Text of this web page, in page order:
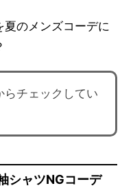
のメンズコーデに
らチェックしてい
シャツNGコーデ